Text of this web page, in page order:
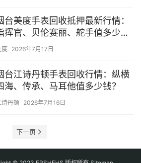
台美度手表回收抵押最新行情：
挥官、贝伦赛丽、舵手值多少
？
度 2026年7月17日
台江诗丹顿手表回收行情：纵横
海、传承、马耳他值多少钱？
诗丹顿 2026年7月16日
下一页